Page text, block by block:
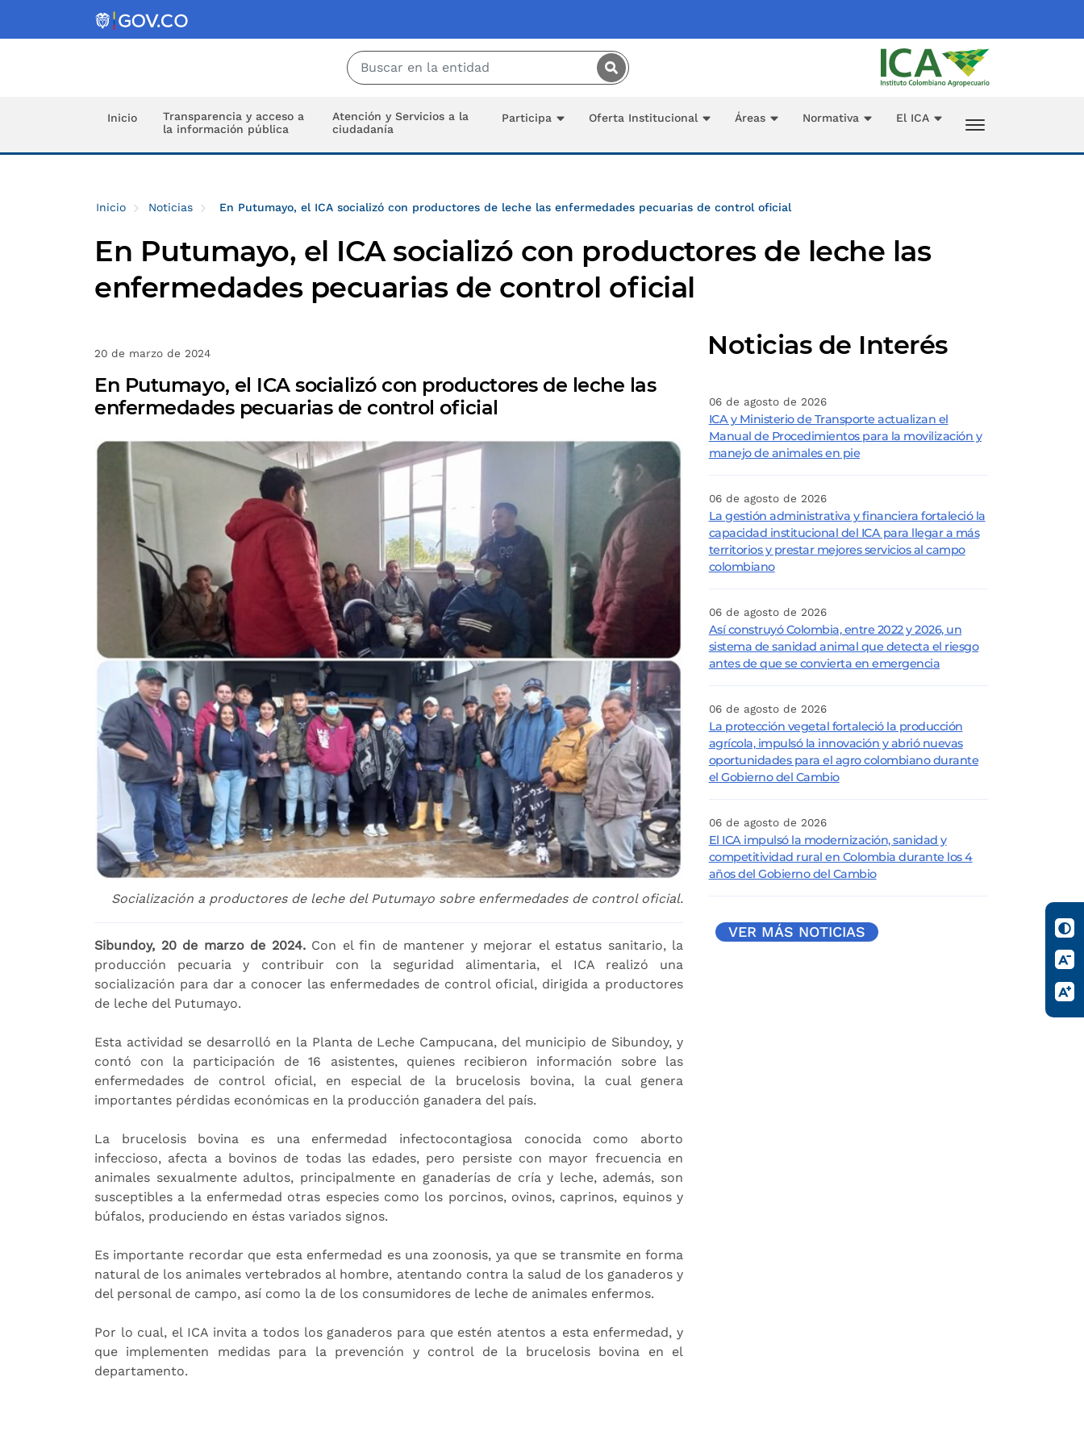
Inicio
Transparencia y acceso a
la información pública
Atención y Servicios a la
ciudadanía
Participa Oferta Institucional Áreas Normativa El ICA
Inicio Noticias En Putumayo, el ICA socializó con productores de leche las enfermedades pecuarias de control oficial
En Putumayo, el ICA socializó con productores de leche las
enfermedades pecuarias de control oficial
20 de marzo de 2024
En Putumayo, el ICA socializó con productores de leche las
enfermedades pecuarias de control oficial
Socialización a productores de leche del Putumayo sobre enfermedades de control oficial.
Sibundoy, 20 de marzo de 2024. Con el fin de mantener y mejorar el estatus sanitario, la
producción pecuaria y contribuir con la seguridad alimentaria, el ICA realizó una
socialización para dar a conocer las enfermedades de control oficial, dirigida a productores
de leche del Putumayo.
Esta actividad se desarrolló en la Planta de Leche Campucana, del municipio de Sibundoy, y
contó con la participación de 16 asistentes, quienes recibieron información sobre las
enfermedades de control oficial, en especial de la brucelosis bovina, la cual genera
importantes pérdidas económicas en la producción ganadera del país.
La brucelosis bovina es una enfermedad infectocontagiosa conocida como aborto
infeccioso, afecta a bovinos de todas las edades, pero persiste con mayor frecuencia en
animales sexualmente adultos, principalmente en ganaderías de cría y leche, además, son
susceptibles a la enfermedad otras especies como los porcinos, ovinos, caprinos, equinos y
búfalos, produciendo en éstas variados signos.
Es importante recordar que esta enfermedad es una zoonosis, ya que se transmite en forma
natural de los animales vertebrados al hombre, atentando contra la salud de los ganaderos y
del personal de campo, así como la de los consumidores de leche de animales enfermos.
Por lo cual, el ICA invita a todos los ganaderos para que estén atentos a esta enfermedad, y
que implementen medidas para la prevención y control de la brucelosis bovina en el
departamento.
Noticias de Interés
06 de agosto de 2026
ICA y Ministerio de Transporte actualizan el
Manual de Procedimientos para la movilización y
manejo de animales en pie
06 de agosto de 2026
La gestión administrativa y financiera fortaleció la
capacidad institucional del ICA para llegar a más
territorios y prestar mejores servicios al campo
colombiano
06 de agosto de 2026
Así construyó Colombia, entre 2022 y 2026, un
sistema de sanidad animal que detecta el riesgo
antes de que se convierta en emergencia
06 de agosto de 2026
La protección vegetal fortaleció la producción
agrícola, impulsó la innovación y abrió nuevas
oportunidades para el agro colombiano durante
el Gobierno del Cambio
06 de agosto de 2026
El ICA impulsó la modernización, sanidad y
competitividad rural en Colombia durante los 4
años del Gobierno del Cambio
VER MÁS NOTICIAS